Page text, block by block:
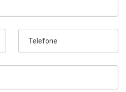
Telefone